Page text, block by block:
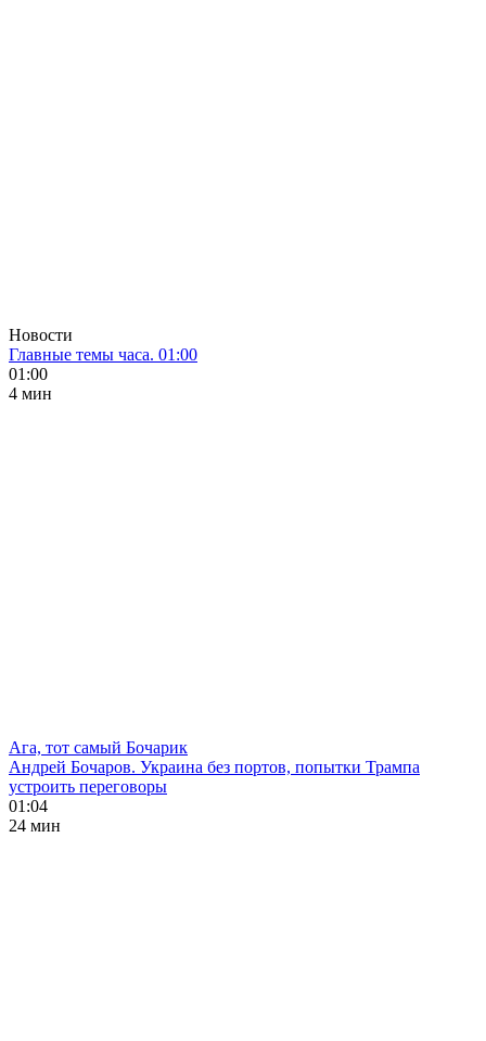
Новости
Главные темы часа. 01:00
01:00
4 мин
Ага, тот самый Бочарик
Андрей Бочаров. Украина без портов, попытки Трампа
устроить переговоры
01:04
24 мин